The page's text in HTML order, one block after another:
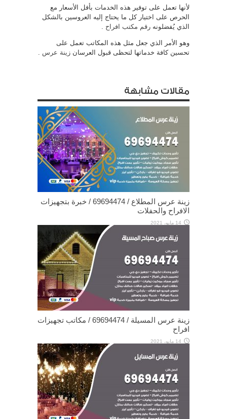
لأنها تعمل على توفير هذه الخدمات بأفل الأسعار مع
الحرص على اختيار كل ما يحتاج إليه العروسين بالشكل
الذي يُفضلونه رقم مكتب افراح
وهو الأمر الذي جعل مثل هذه المكاتب تعمل على
تحسين كافة خدماتها لتحظى قبول العرسان زينة عرس
مقالات مشابهة
زينة عرس المطلاع / 69694474 / خبرة بتجهيزات
الافراح والحفلات
14 مايو، 2021
زينة عرس المسيلة / 69694474 / مكاتب تجهيزات
افراح
14 مايو، 2021